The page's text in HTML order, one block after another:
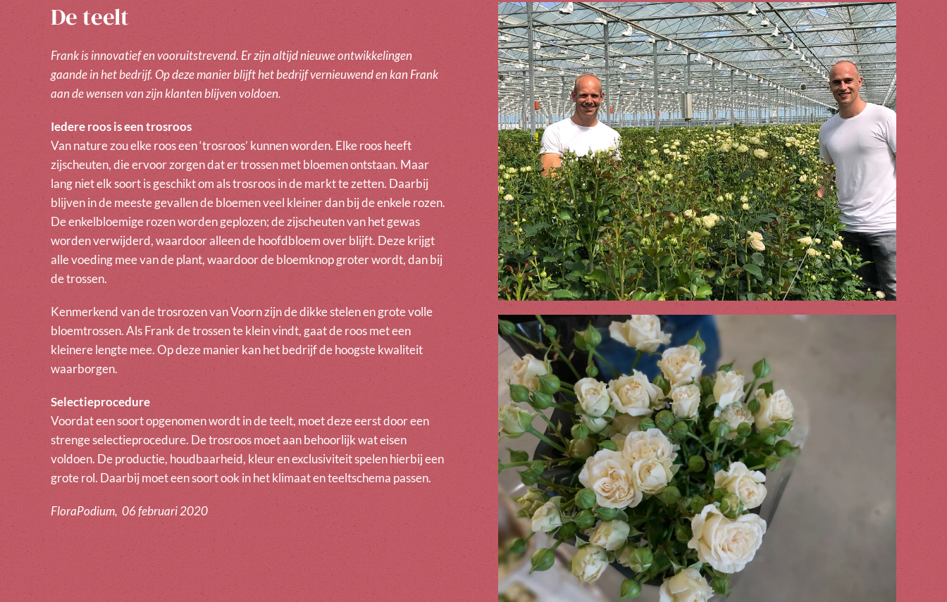
De teelt
Frank is innovatief en vooruitstrevend. Er zijn altijd nieuwe ontwikkelingen
gaande in het bedrijf. Op deze manier blijft het bedrijf vernieuwend en kan Frank
aan de wensen van zijn klanten blijven voldoen.
Iedere roos is een trosroos
Van nature zou elke roos een ‘trosroos’ kunnen worden. Elke roos heeft
zijscheuten, die ervoor zorgen dat er trossen met bloemen ontstaan. Maar
lang niet elk soort is geschikt om als trosroos in de markt te zetten. Daarbij
blijven in de meeste gevallen de bloemen veel kleiner dan bij de enkele rozen.
De enkelbloemige rozen worden geplozen; de zijscheuten van het gewas
worden verwijderd, waardoor alleen de hoofdbloem over blijft. Deze krijgt
alle voeding mee van de plant, waardoor de bloemknop groter wordt, dan bij
de trossen.
Kenmerkend van de trosrozen van Voorn zijn de dikke stelen en grote volle
bloemtrossen. Als Frank de trossen te klein vindt, gaat de roos met een
kleinere lengte mee. Op deze manier kan het bedrijf de hoogste kwaliteit
waarborgen.
Selectieprocedure
Voordat een soort opgenomen wordt in de teelt, moet deze eerst door een
strenge selectieprocedure. De trosroos moet aan behoorlijk wat eisen
voldoen. De productie, houdbaarheid, kleur en exclusiviteit spelen hierbij een
grote rol. Daarbij moet een soort ook in het klimaat en teeltschema passen.
FloraPodium, 06 februari 2020